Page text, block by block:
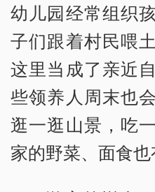
幼儿园经常组织
子们跟着村民喂
这里当成了亲近
些领养人周末也
逛一逛山景，吃
家的野菜、面食也